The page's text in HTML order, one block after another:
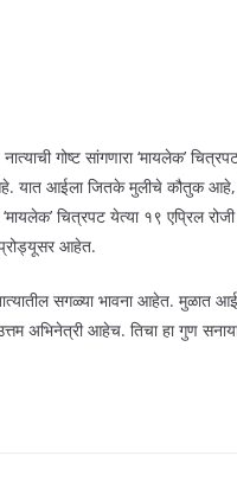
गोष्ट सांगणारा ‘मायलेक’
यात आईला जितके मुलीचे कौतुक
चित्रपट येत्या १९ एप्रिल रोजी
प्रोड्यूसर आहेत.
सगळ्या भावना आहेत.
अभिनेत्री आहेच. तिचा हा गुण